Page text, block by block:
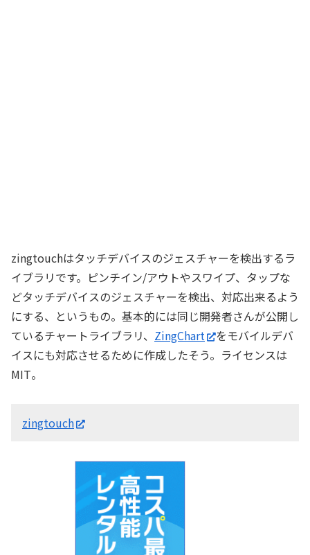
zingtouchはタッチデバイスのジェスチャーを検出するラ
イブラリです。ピンチイン/アウトやスワイプ、タップな
どタッチデバイスのジェスチャーを検出、対応出来るよう
にする、というもの。基本的には同じ開発者さんが公開し
ているチャートライブラリ、 ZingChart
をモバイルデバ
イスにも対応させるために作成したそう。ライセンスは
MIT。
zingtouch